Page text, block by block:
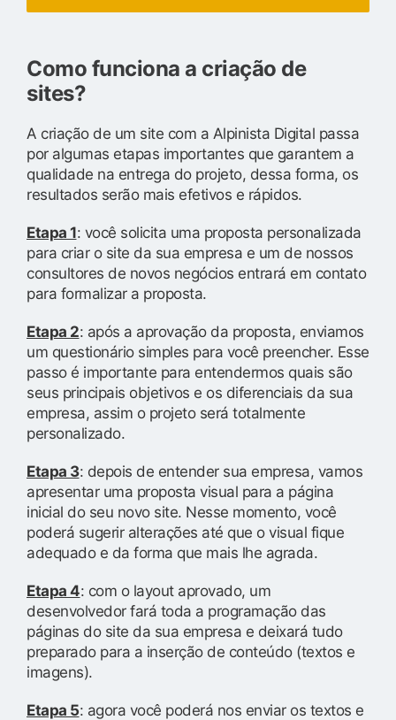
Como funciona a criação de
sites?
A criação de um site com a Alpinista Digital passa
por algumas etapas importantes que garantem a
qualidade na entrega do projeto, dessa forma, os
resultados serão mais efetivos e rápidos.
Etapa 1: você solicita uma proposta personalizada
para criar o site da sua empresa e um de nossos
consultores de novos negócios entrará em contato
para formalizar a proposta.
Etapa 2: após a aprovação da proposta, enviamos
um questionário simples para você preencher. Esse
passo é importante para entendermos quais são
seus principais objetivos e os diferenciais da sua
empresa, assim o projeto será totalmente
personalizado.
Etapa 3: depois de entender sua empresa, vamos
apresentar uma proposta visual para a página
inicial do seu novo site. Nesse momento, você
poderá sugerir alterações até que o visual fique
adequado e da forma que mais lhe agrada.
Etapa 4: com o layout aprovado, um
desenvolvedor fará toda a programação das
páginas do site da sua empresa e deixará tudo
preparado para a inserção de conteúdo (textos e
imagens).
Etapa 5: agora você poderá nos enviar os textos e